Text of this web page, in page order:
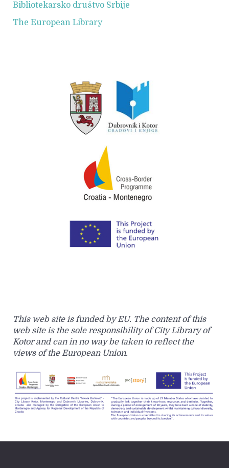
Bibliotekarsko društvo Srbije
The European Library
This web site is funded by EU. The content of this
web site is the sole responsibility of City Library of
Kotor and can in no way be taken to reflect the
views of the European Union.